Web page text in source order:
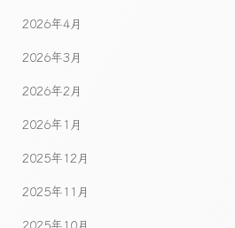
2026年4月
2026年3月
2026年2月
2026年1月
2025年12月
2025年11月